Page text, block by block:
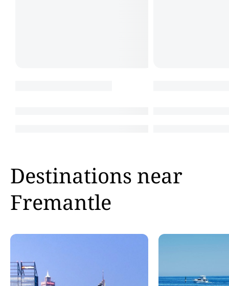
Destinations near
Fremantle